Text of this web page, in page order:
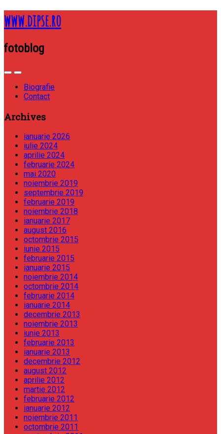
www.dipse.ro
fotoblog
Biografie
Contact
Archives
ianuarie 2026
iulie 2024
aprilie 2024
februarie 2024
mai 2020
noiembrie 2019
septembrie 2019
februarie 2019
noiembrie 2018
ianuarie 2017
august 2016
octombrie 2015
iunie 2015
februarie 2015
ianuarie 2015
noiembrie 2014
octombrie 2014
februarie 2014
ianuarie 2014
decembrie 2013
noiembrie 2013
iunie 2013
februarie 2013
ianuarie 2013
decembrie 2012
august 2012
aprilie 2012
martie 2012
februarie 2012
ianuarie 2012
noiembrie 2011
octombrie 2011